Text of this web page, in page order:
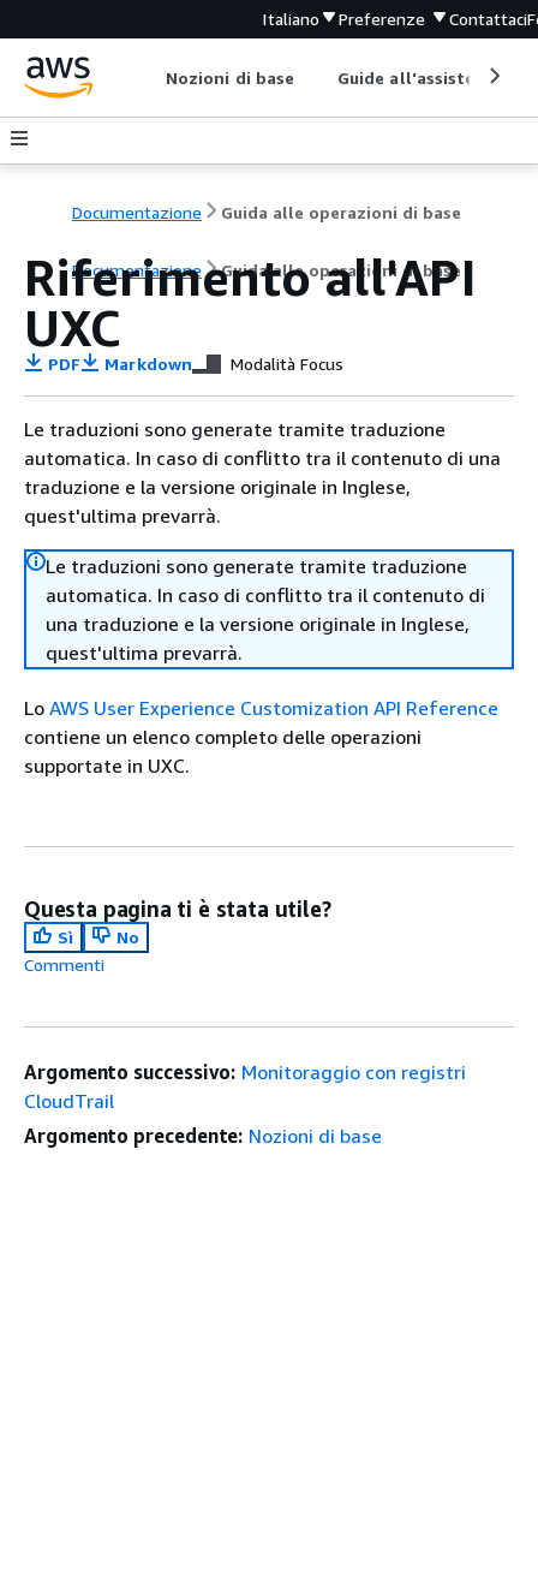
Italiano Preferenze Contattaci
Nozioni di base Guide all'assistenza
Documentazione Guida alle operazioni di base
Documentazione Guida alle operazioni di base
Riferimento all'API
UXC
PDF Markdown Modalità Focus
Le traduzioni sono generate tramite traduzione
automatica. In caso di conflitto tra il contenuto di una
traduzione e la versione originale in Inglese,
quest'ultima prevarrà.
Le traduzioni sono generate tramite traduzione
automatica. In caso di conflitto tra il contenuto di
una traduzione e la versione originale in Inglese,
quest'ultima prevarrà.
Lo AWS User Experience Customization API Reference
contiene un elenco completo delle operazioni
supportate in UXC.
Questa pagina ti è stata utile?
Sì
No
Commenti
Argomento successivo: Monitoraggio con registri
CloudTrail
Argomento precedente: Nozioni di base